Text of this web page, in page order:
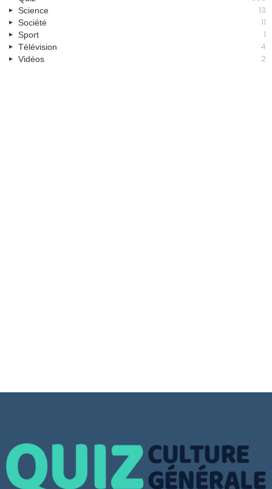
Science 13
Société 11
Sport 1
Télévision 4
Vidéos 2